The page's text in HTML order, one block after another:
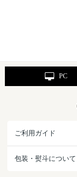
PC
ご利用ガイド
包装・熨斗について